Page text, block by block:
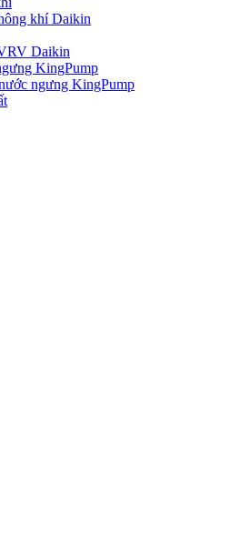
khí Daikin
Daikin
KingPump
ngưng KingPump